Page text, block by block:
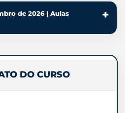
de 2026 | Aulas
DO CURSO